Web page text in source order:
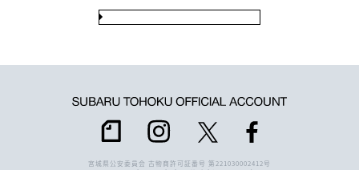
宮城県公安委員会 古物商許可証番号 第221030002412号